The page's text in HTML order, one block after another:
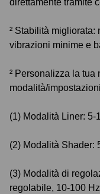
² Stabilità migliorata:
vibrazioni minime e
² Personalizza la tua
modalità/
(1) Modalità Liner:
(2) Modalità Shader:
(3) Modalità di
regolabile, 10-100